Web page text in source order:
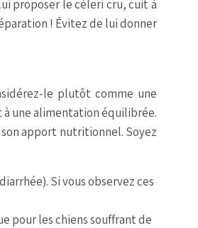
proposer le céleri cru, cuit à
! Évitez de lui donner
le plutôt comme une
à une alimentation équilibrée.
apport nutritionnel. Soyez
Si vous observez ces
pour les chiens souffrant de